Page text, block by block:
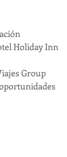
Holiday Inn
Group